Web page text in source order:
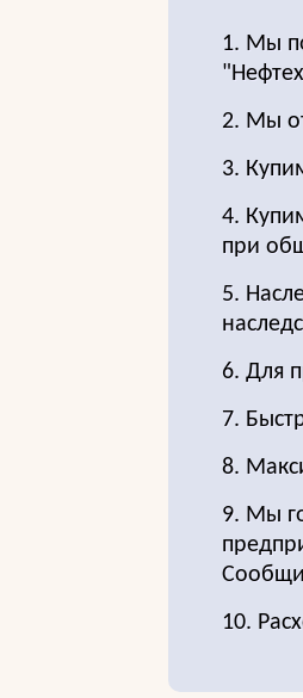
1. Мы
2. Мы
3.
4.
при
5.
6. Для
7.
8.
9. Мы
10.